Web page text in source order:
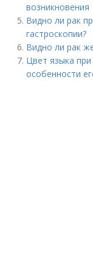
возникновения
Видно ли рак
гастроскопии?
Видно ли рак
Цвет языка
особенности